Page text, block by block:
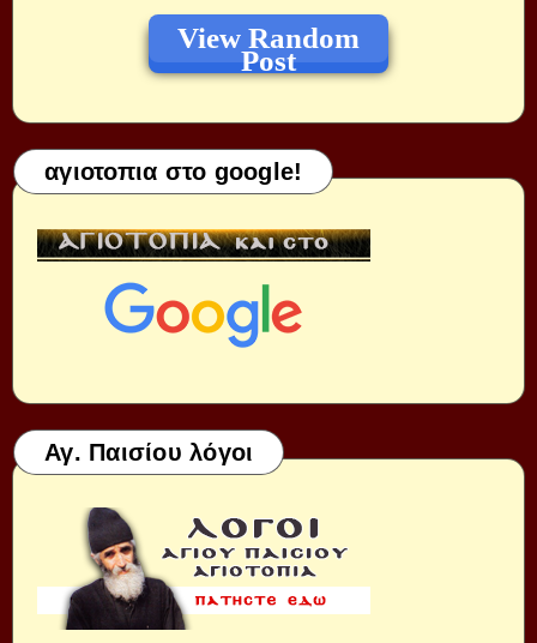
View Random
Post
αγιοτοπια στο google!
Αγ. Παισίου λόγοι